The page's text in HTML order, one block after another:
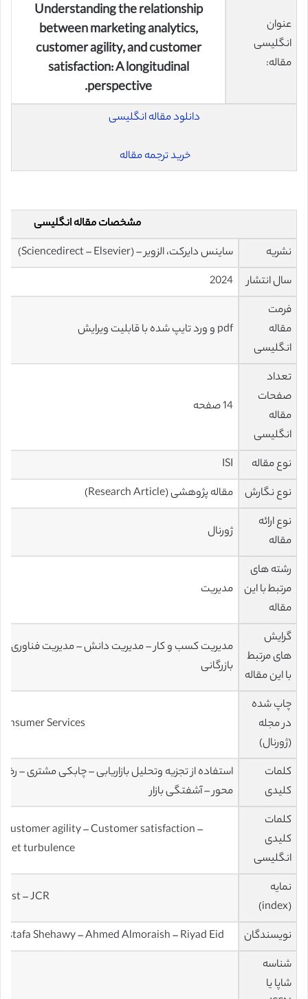
عنوان
انگلیسی
مقاله:
Understanding the relationship
between marketing analytics,
customer agility, and customer
satisfaction: A longitudinal
perspective.
دانلود مقاله انگلیسی
خرید ترجمه مقاله
مشخصات مقاله انگلیسی
نشریه
ساینس دایرکت، الزویر – (Sciencedirect – Elsevier)
سال انتشار
2024
فرمت
مقاله
انگلیسی
pdf و ورد تایپ شده با قابلیت ویرایش
تعداد
صفحات
مقاله
انگلیسی
14 صفحه
نوع مقاله
ISI
نوع نگارش
مقاله پژوهشی (Research Article)
نوع ارائه
مقاله
ژورنال
رشته های
مرتبط با این
مقاله
مدیریت
گرایش
های مرتبط
با این مقاله
مدیریت کسب و کار – مدیریت دانش – مدیریت فناوری
بازرگانی
چاپ شده
در مجله
(ژورنال)
کلمات
کلیدی
استفاده از تجزیه وتحلیل بازاریابی – چابکی مشتری –
محور – آشفتگی بازار
کلمات
کلیدی
انگلیسی
agility – Customer satisfaction –
turbulence
نمایه
(index)
– JCR
نویسندگان
Shehawy – Ahmed Almoraish – Riyad Eid
شناسه
شاپا یا